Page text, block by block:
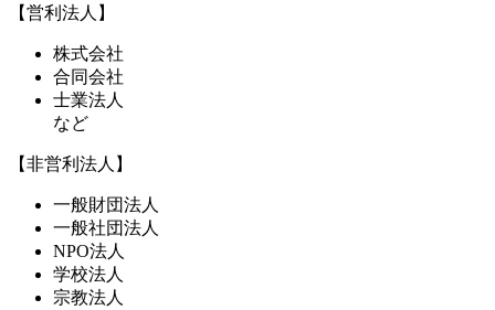
【営利法人】
株式会社
合同会社
士業法人
など
【非営利法人】
一般財団法人
一般社団法人
NPO法人
学校法人
宗教法人